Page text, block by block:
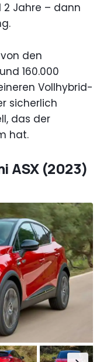
2 Jahre – dann
den
160.000
Vollhybrid-
sicherlich
das der
hat.
ASX (2023)